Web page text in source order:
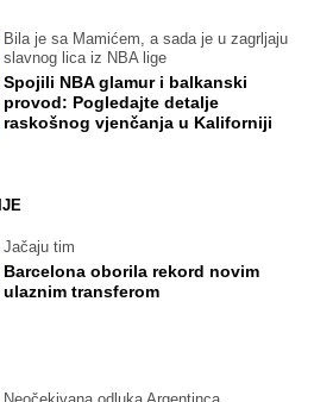
Bila je sa Mamićem, a sada je u zagrljaju
slavnog lica iz NBA lige
Spojili NBA glamur i balkanski
provod: Pogledajte detalje
raskošnog vjenčanja u Kaliforniji
Jačaju tim
Barcelona oborila rekord novim
ulaznim transferom